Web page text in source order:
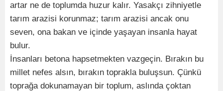
artar ne de toplumda huzur kalır. Yasakçı zihniyetle
tarım arazisi korunmaz; tarım arazisi ancak onu
seven, ona bakan ve içinde yaşayan insanla hayat
bulur.
İnsanları betona hapsetmekten vazgeçin. Bırakın bu
millet nefes alsın, bırakın toprakla buluşsun. Çünkü
toprağa dokunamayan bir toplum, aslında çoktan